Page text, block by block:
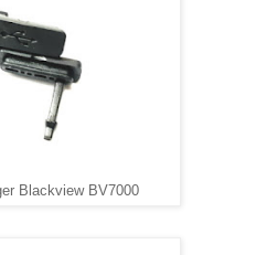
Blackview BV7000